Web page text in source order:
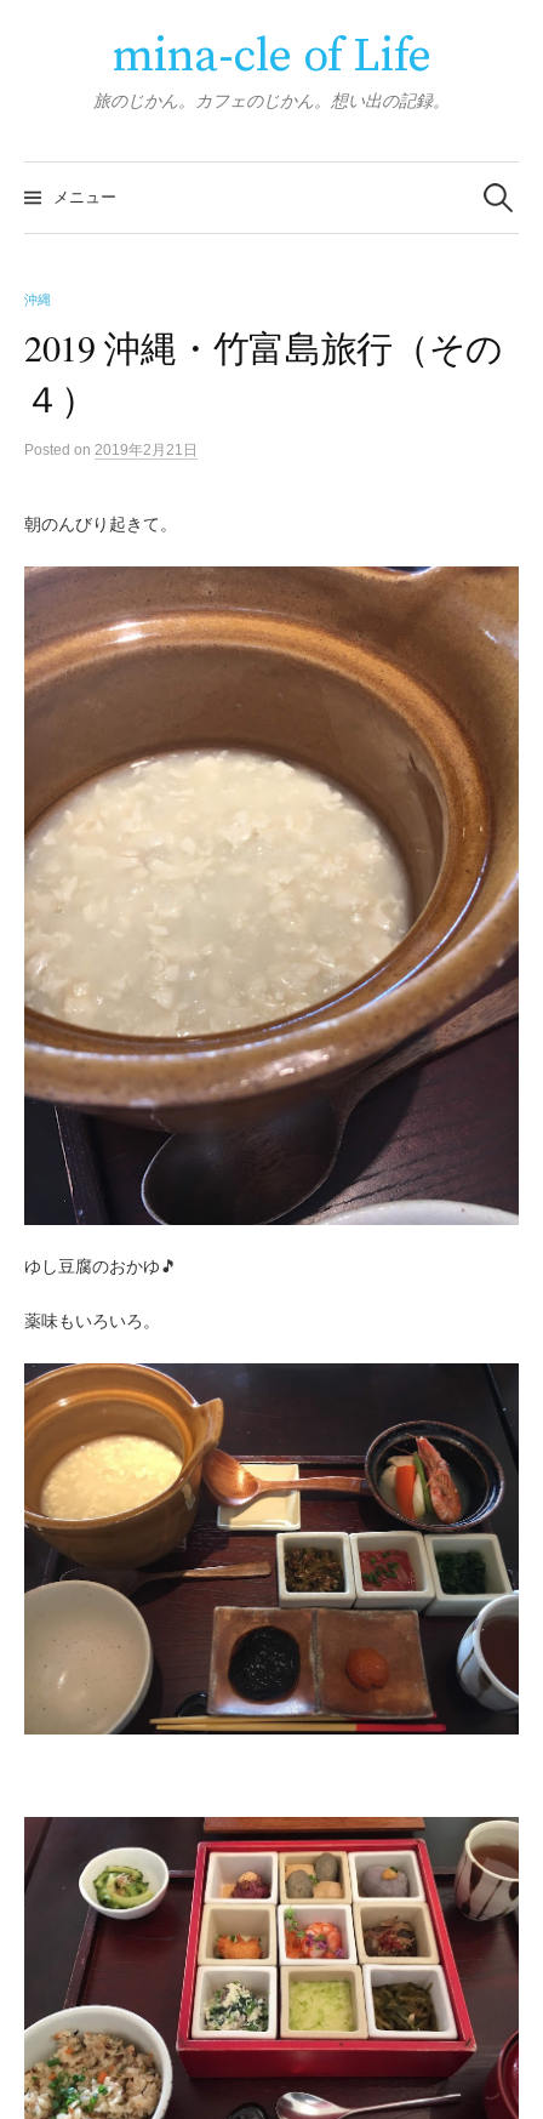
キ
ッ
mina-cle of Life
旅のじかん。カフェのじかん。想い出の記録。
メニュー
索:
沖縄
2019 沖縄・竹富島旅行（その
４）
Posted on 2019年2月21日
朝のんびり起きて。
ゆし豆腐のおかゆ🎵
薬味もいろいろ。